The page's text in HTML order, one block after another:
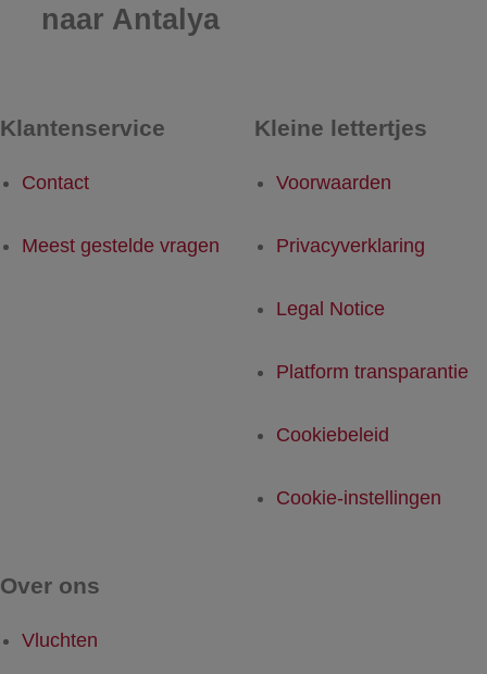
naar Antalya
Klantenservice
Contact
Meest gestelde vragen
Kleine lettertjes
Voorwaarden
Privacyverklaring
Legal Notice
Platform transparantie
Cookiebeleid
Cookie-instellingen
Over ons
Vluchten